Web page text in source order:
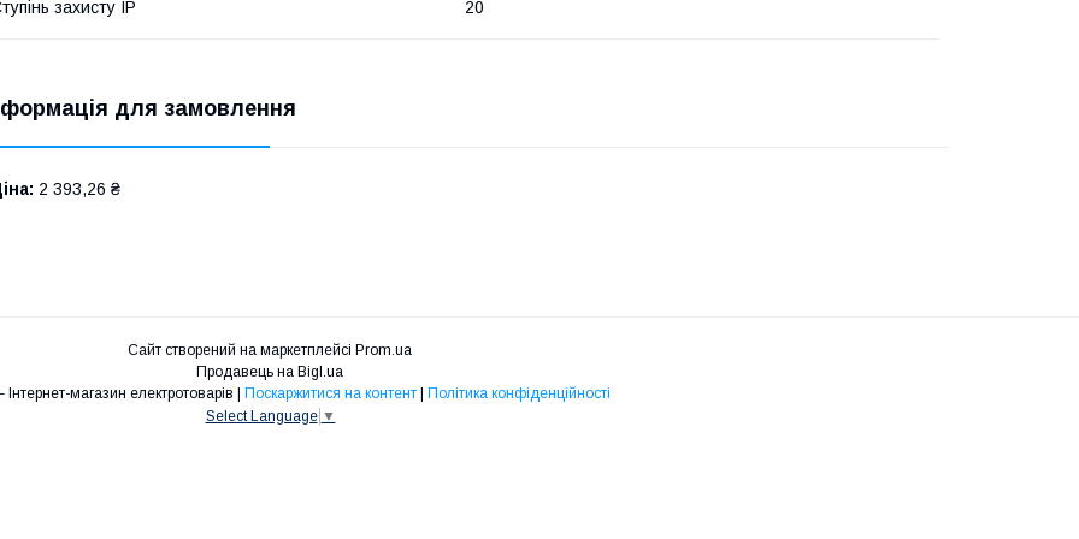
захисту IP 20
для замовлення
2 393,26 ₴
Сайт створений на маркетплейсі Prom.ua
Продавець на Bigl.ua
ENERGY – Інтернет-магазин електротоварів | Поскаржитися на контент | Політика конфіденційності
Select Language ▼